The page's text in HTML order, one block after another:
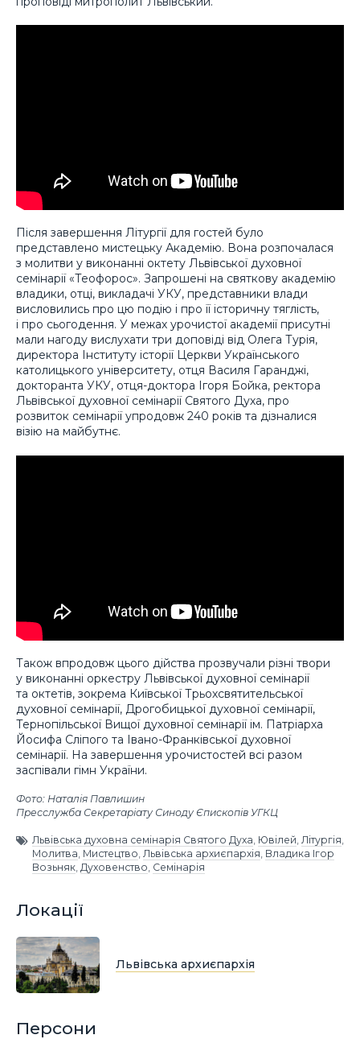
Після завершення Літургії для гостей було
представлено мистецьку Академію. Вона розпочалася
з молитви у виконанні октету Львівської духовної
семінарії «Теофорос». Запрошені на святкову академію
владики, отці, викладачі УКУ, представники влади
висловились про цю подію і про її історичну тяглість,
і про сьогодення. У межах урочистої академії присутні
мали нагоду вислухати три доповіді від Олега Турія,
директора Інституту історії Церкви Українського
католицького університету, отця Василя Гаранджі,
докторанта УКУ, отця-доктора Ігоря Бойка, ректора
Львівської духовної семінарії Святого Духа, про
розвиток семінарії упродовж 240 років та дізналися
візію на майбутнє.
Також впродовж цього дійства прозвучали різні твори
у виконанні оркестру Львівської духовної семінарії
та октетів, зокрема Київської Трьохсвятительської
духовної семінарії, Дрогобицької духовної семінарії,
Тернопільської Вищої духовної семінарії ім. Патріарха
Йосифа Сліпого та Івано-Франківської духовної
семінарії. На завершення урочистостей всі разом
заспівали гімн України.
Фото: Наталія Павлишин
Пресслужба Секретаріату Синоду Єпископів УГКЦ
Львівська духовна семінарія Святого Духа, Ювілей, Літургія,
Молитва, Мистецтво, Львівська архиєпархія, Владика Ігор
Возьняк, Духовенство, Семінарія
Локації
Львівська архиєпархія
Персони